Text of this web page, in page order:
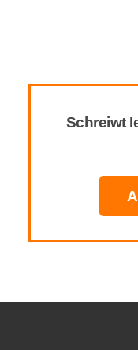
Schreiwt